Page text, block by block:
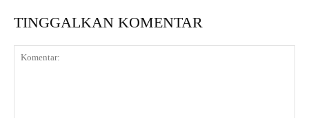
TINGGALKAN KOMENTAR